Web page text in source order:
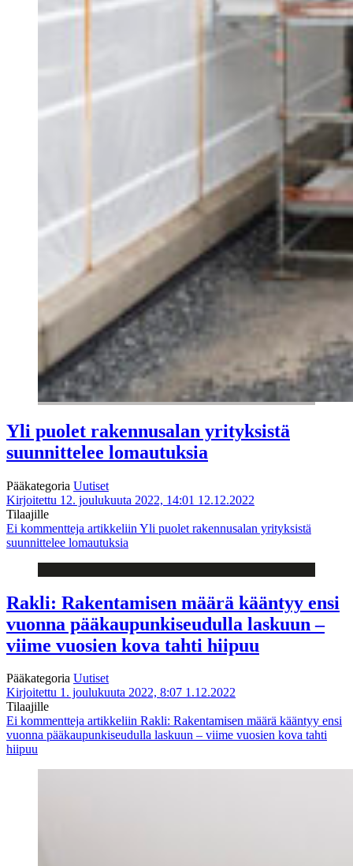
Yli puolet rakennusalan yrityksistä
suunnittelee lomautuksia
Pääkategoria Uutiset
Kirjoitettu 12. joulukuuta 2022, 14:01 12.12.2022
Tilaajille
Ei kommentteja artikkeliin Yli puolet rakennusalan yrityksistä
suunnittelee lomautuksia
Rakli: Rakentamisen määrä kääntyy ensi
vuonna pääkaupunkiseudulla laskuun –
viime vuosien kova tahti hiipuu
Pääkategoria Uutiset
Kirjoitettu 1. joulukuuta 2022, 8:07 1.12.2022
Tilaajille
Ei kommentteja artikkeliin Rakli: Rakentamisen määrä kääntyy ensi
vuonna pääkaupunkiseudulla laskuun – viime vuosien kova tahti
hiipuu